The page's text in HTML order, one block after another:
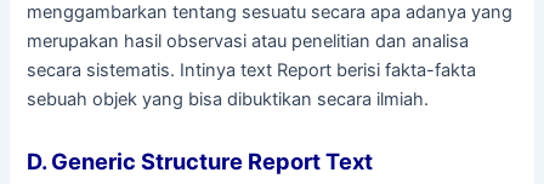
menggambarkan tentang sesuatu secara apa adanya yang
merupakan hasil observasi atau penelitian dan analisa
secara sistematis. Intinya text Report berisi fakta-fakta
sebuah objek yang bisa dibuktikan secara ilmiah.
D. Generic Structure Report Text